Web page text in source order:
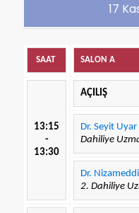
17
SAAT SALON A
13:15
-
13:30
AÇILIŞ
Dr. Seyit Uyar
Dahiliye
Dr.
2. Dahiliye